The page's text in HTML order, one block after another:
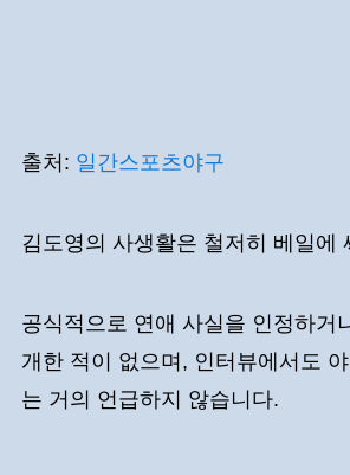
출처: 일간스포츠야구
김도영의 사생활은 철저히 베일에
공식적으로 연애 사실을 인정하거
개한 적이 없으며, 인터뷰에서도
는 거의 언급하지 않습니다.